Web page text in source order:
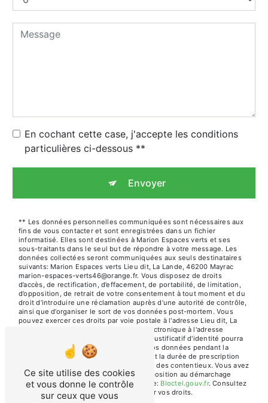
En cochant cette case, j'accepte les conditions
particulières ci-dessous **
Envoyer
** Les données personnelles communiquées sont nécessaires aux
fins de vous contacter et sont enregistrées dans un fichier
informatisé. Elles sont destinées à Marion Espaces verts et ses
sous-traitants dans le seul but de répondre à votre message. Les
données collectées seront communiquées aux seuls destinataires
suivants: Marion Espaces verts Lieu dit, La Lande, 46200 Mayrac
marion-espaces-verts46@orange.fr. Vous disposez de droits
d’accès, de rectification, d’effacement, de portabilité, de limitation,
d’opposition, de retrait de votre consentement à tout moment et du
droit d’introduire une réclamation auprès d’une autorité de contrôle,
ainsi que d’organiser le sort de vos données post-mortem. Vous
pouvez exercer ces droits par voie postale à l'adresse Lieu dit, La
Lande, 46200 Mayrac ou par courrier électronique à l'adresse
marion-espaces-verts46@orange.fr. Un justificatif d'identité pourra
vous être demandé. Nous conservons vos données pendant la
période de prise de contact puis pendant la durée de prescription
légale aux fins probatoires et de gestion des contentieux. Vous avez
le droit de vous inscrire sur la liste d'opposition au démarchage
téléphonique, disponible à cette adresse:
Bloctel.gouv.fr. Consultez
le site cnil.fr pour plus d’informations sur vos droits.
Ce site utilise des cookies
et vous donne le contrôle
sur ceux que vous